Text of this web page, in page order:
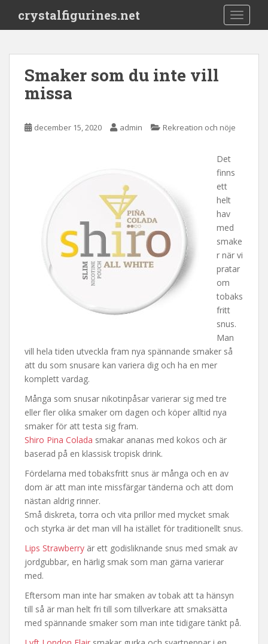
i
crystalfigurines.net
Smaker som du inte vill
missa
december 15, 2020 admin Rekreation och nöje
Det
finns
ett
helt
hav
med
smake
r när vi
pratar
om
tobaks
fritt
snus.
Man
vill hela tiden utveckla fram nya spännande smaker så
att du som snusare kan variera dig och ha en mer
komplett vardag.
Många som snusar nikotinpåsar varierar sig med tre
eller fler olika smaker om dagen och köper alltid nya
smaker för att testa sig fram.
Shiro Pina Colada smakar ananas med kokos och är
baserad på en klassisk tropisk drink.
Fördelarna med tobaksfritt snus är många och en av
dom är att man inte missfärgar tänderna och att dom
nästan aldrig rinner.
Små diskreta, torra och vita prillor med mycket smak
och styrka är det man vill ha istället för traditionellt snus.
Lips Strawberry är ett godisliknande snus med smak av
jordgubbar, en härlig smak som man gärna varierar
med.
Eftersom man inte har smaken av tobak att ta hänsyn
till så är man helt fri till som tillverkare att smaksätta
med spännande smaker som man inte tidigare tänkt på.